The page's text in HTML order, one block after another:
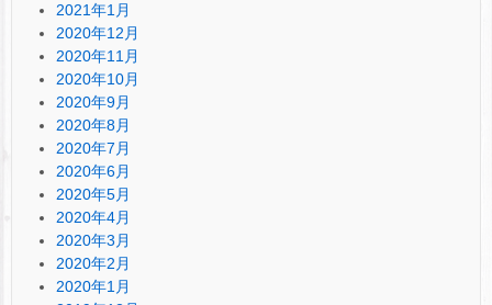
2021年1月
2020年12月
2020年11月
2020年10月
2020年9月
2020年8月
2020年7月
2020年6月
2020年5月
2020年4月
2020年3月
2020年2月
2020年1月